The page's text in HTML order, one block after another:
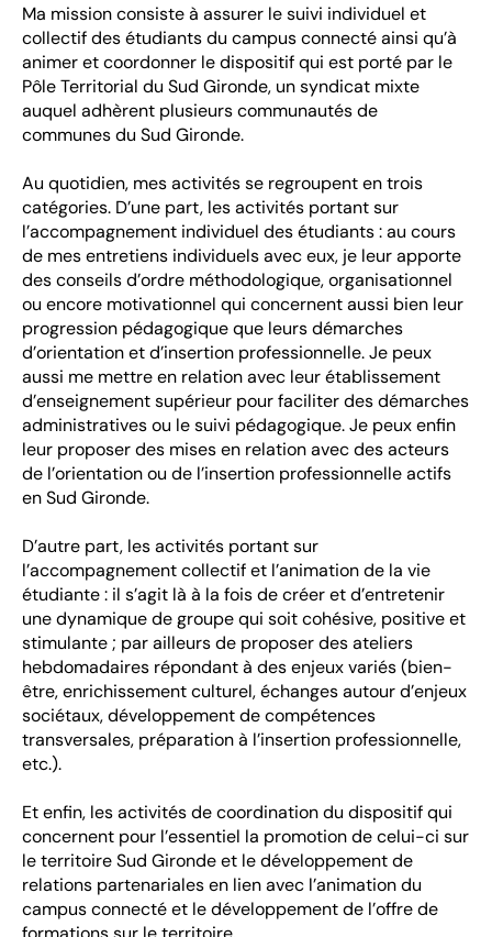
Ma mission consiste à assurer le suivi individuel et
collectif des étudiants du campus connecté ainsi qu’à
animer et coordonner le dispositif qui est porté par le
Pôle Territorial du Sud Gironde, un syndicat mixte
auquel adhèrent plusieurs communautés de
communes du Sud Gironde.
Au quotidien, mes activités se regroupent en trois
catégories. D’une part, les activités portant sur
l’accompagnement individuel des étudiants : au cours
de mes entretiens individuels avec eux, je leur apporte
des conseils d’ordre méthodologique, organisationnel
ou encore motivationnel qui concernent aussi bien leur
progression pédagogique que leurs démarches
d’orientation et d’insertion professionnelle. Je peux
aussi me mettre en relation avec leur établissement
d’enseignement supérieur pour faciliter des démarches
administratives ou le suivi pédagogique. Je peux enfin
leur proposer des mises en relation avec des acteurs
de l’orientation ou de l’insertion professionnelle actifs
en Sud Gironde.
D’autre part, les activités portant sur
l’accompagnement collectif et l’animation de la vie
étudiante : il s’agit là à la fois de créer et d’entretenir
une dynamique de groupe qui soit cohésive, positive et
stimulante ; par ailleurs de proposer des ateliers
hebdomadaires répondant à des enjeux variés (bien-
être, enrichissement culturel, échanges autour d’enjeux
sociétaux, développement de compétences
transversales, préparation à l’insertion professionnelle,
etc.).
Et enfin, les activités de coordination du dispositif qui
concernent pour l’essentiel la promotion de celui-ci sur
le territoire Sud Gironde et le développement de
relations partenariales en lien avec l’animation du
campus connecté et le développement de l’offre de